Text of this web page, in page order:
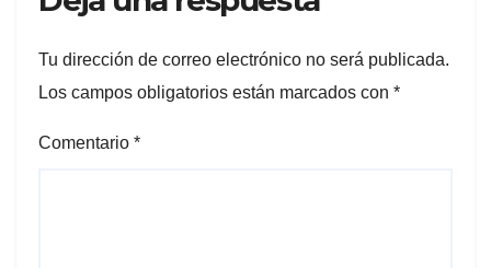
Tu dirección de correo electrónico no será publicada.
Los campos obligatorios están marcados con *
Comentario *